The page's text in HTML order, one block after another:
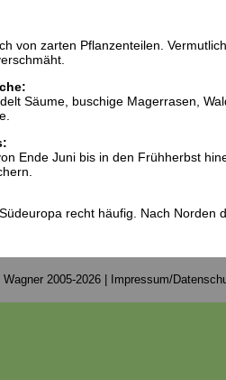
von zarten Pflanzenteilen.
Säume, buschige Magerrasen,
Ende Juni bis in den Frühherbst
recht häufig. Nach Norden
2005-2026 | Impressum/